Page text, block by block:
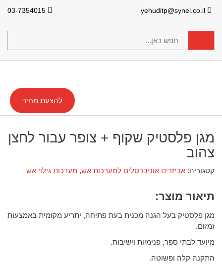
להצעת מחיר
מגן פלסטיק שקוף + צופר עבור לחצן
צהוב
קטגוריה: אביזרים אוניברסלים למערכות אש, מערכות גילוי אש
תיאור מוצר:
מגן פלסטיק בעל הגנה מכנית בעת פתיחה, יתריע מקומית באמצעות
זמזום.
מיועד לבתי ספר, פנימיות וישיבות.
התקנה קלה ופשוטה.